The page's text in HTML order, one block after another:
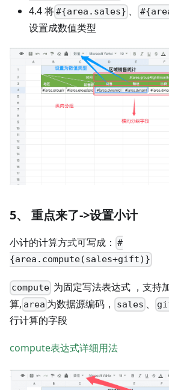
4.4 将#{area.sales} 、
设置成数值类型
5、 重点来了->设置小计
小计的计算方式可写成： #
{area.compute(sales+gift)}
compute 为固定写法表达式 ，支持
算, area 为数据源编码， sales 、
行计算的字段
compute表达式详细用法